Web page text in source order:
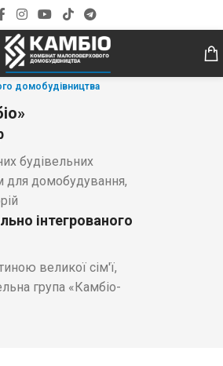
домобудівництва
будівельних
для домобудування,
інтегрованого
великої сім'ї,
група «Камбіо-